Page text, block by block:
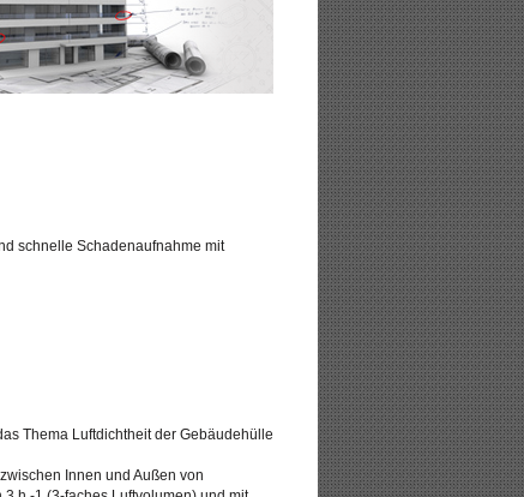
schnelle Schadenaufnahme mit
Thema Luftdichtheit der Gebäudehülle
Innen und Außen von